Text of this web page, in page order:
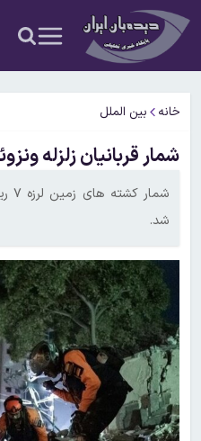
خانه بین الملل
شمار قربانیان زلزله ونزوئلا به ۹۲۹
شد.